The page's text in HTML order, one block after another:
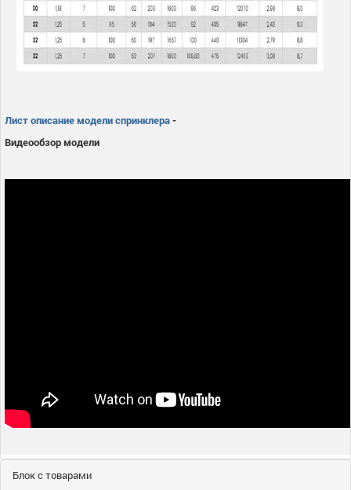
Лист описание модели спринклера-
Видеообзор модели
Блок с товарами